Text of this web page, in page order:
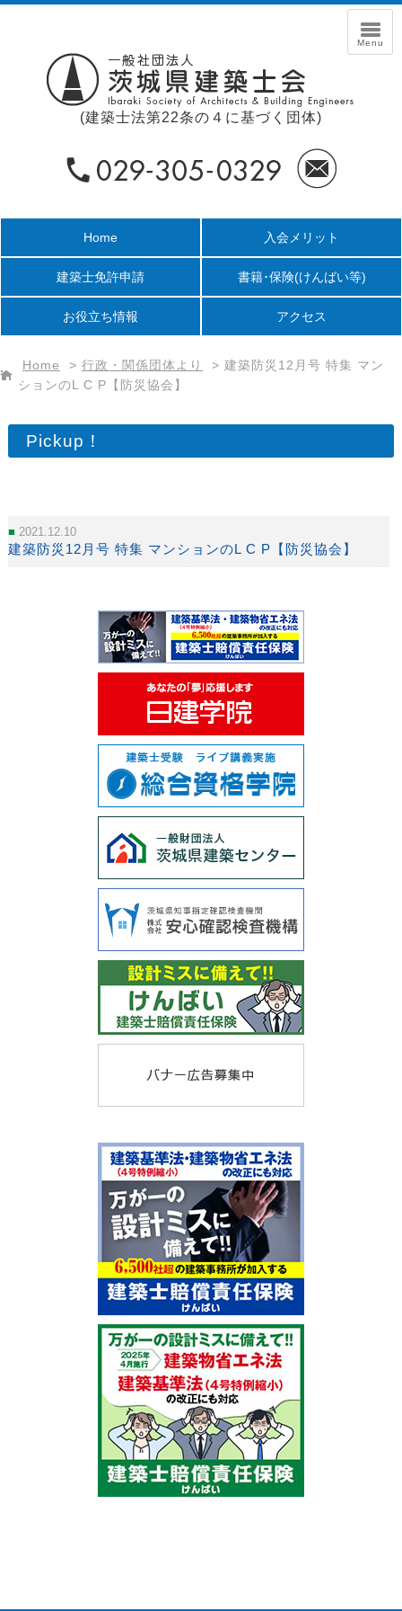
(建築士法第22条の４に基づく団体)
Home 入会メリット
建築士免許申請 書籍･保険(けんばい等)
お役立ち情報 アクセス
Home > 行政・関係団体より > 建築防災12月号 特集 マン
ションのL C P【防災協会】
Pickup！
2021.12.10
建築防災12月号 特集 マンションのL C P【防災協会】